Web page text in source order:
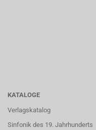
KATALOGE
Verlagskatalog
Sinfonik des 19. Jahrhunderts